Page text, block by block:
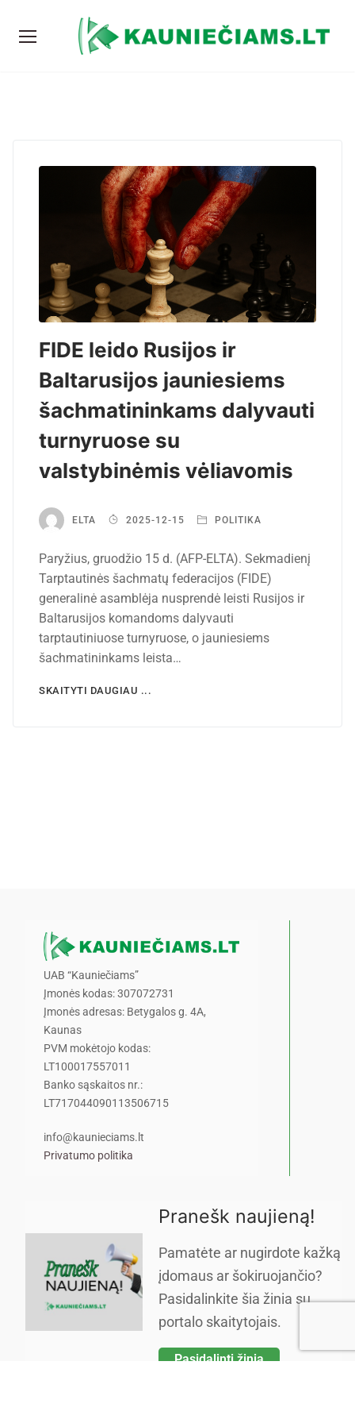
FIDE leido Rusijos ir
Baltarusijos jauniesiems
šachmatininkams dalyvauti
turnyruose su
valstybinėmis vėliavomis
ELTA 2025-12-15 POLITIKA
Paryžius, gruodžio 15 d. (AFP-ELTA). Sekmadienį
Tarptautinės šachmatų federacijos (FIDE)
generalinė asamblėja nusprendė leisti Rusijos ir
Baltarusijos komandoms dalyvauti
tarptautiniuose turnyruose, o jauniesiems
šachmatininkams leista…
SKAITYTI DAUGIAU ...
UAB “Kauniečiams”
Įmonės kodas: 307072731
Įmonės adresas: Betygalos g. 4A,
Kaunas
PVM mokėtojo kodas:
LT100017557011
Banko sąskaitos nr.:
LT717044090113506715
info@kaunieciams.lt
Privatumo politika
Pranešk naujieną!
Pamatėte ar nugirdote kažką
įdomaus ar šokiruojančio?
Pasidalinkite šia žinia su
portalo skaitytojais.
Pasidalinti žinia